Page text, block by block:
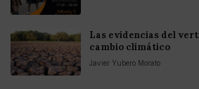
Las evidencias del
cambio climático
Javier Yubero Morato